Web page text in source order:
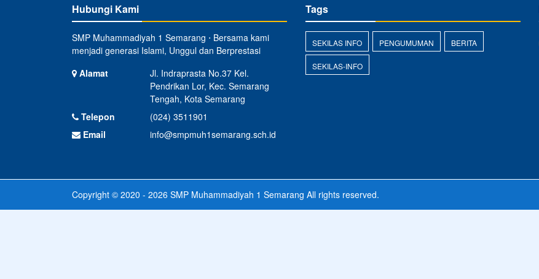
Hubungi Kami
SMP Muhammadiyah 1 Semarang ⋅ Bersama kami
menjadi generasi Islami, Unggul dan Berprestasi
Alamat
Jl. Indraprasta No.37 Kel.
Pendrikan Lor, Kec. Semarang
Tengah, Kota Semarang
Telepon
(024) 3511901
Email
info@smpmuh1semarang.sch.id
Tags
SEKILAS INFO PENGUMUMAN BERITA
SEKILAS-INFO
Copyright © 2020 - 2026 SMP Muhammadiyah 1 Semarang All rights reserved.